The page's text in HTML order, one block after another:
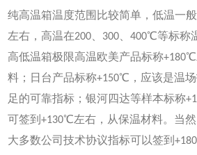
纯高温箱温度范围比较简单，低温一
左右，高温在200、300、400℃等标称
高低温箱极限高温欧美产品标称
料；日台产品标称+150℃，应该是温
足的可靠指标；银河四达等样本标称
可签到+130℃左右，从保温材料。当
大多数公司技术协议指标可以签到